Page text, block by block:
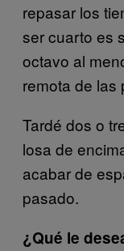
repasar los
ser cuarto es
octavo al
remota de las
Tardé dos o
losa de
acabar de
pasado.
¿Qué le